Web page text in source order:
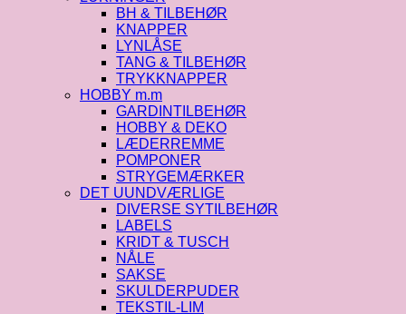
BH & TILBEHØR
KNAPPER
LYNLÅSE
TANG & TILBEHØR
TRYKKNAPPER
HOBBY m.m
GARDINTILBEHØR
HOBBY & DEKO
LÆDERREMME
POMPONER
STRYGEMÆRKER
DET UUNDVÆRLIGE
DIVERSE SYTILBEHØR
LABELS
KRIDT & TUSCH
NÅLE
SAKSE
SKULDERPUDER
TEKSTIL-LIM